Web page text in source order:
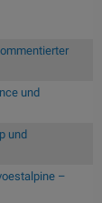
und
und
–